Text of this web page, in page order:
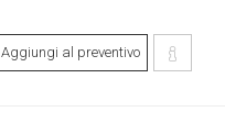
Aggiungi al preventivo